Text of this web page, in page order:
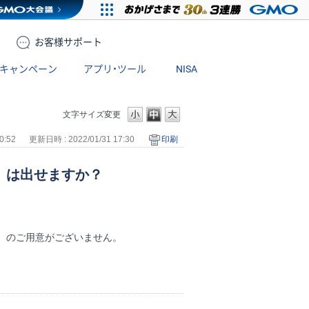
お客様サポート
キャンペーン アプリ・ツール NISA
文字サイズ変更
更新日時 : 2022/01/31 17:30 印刷
出せますか？
ご用意がございません。